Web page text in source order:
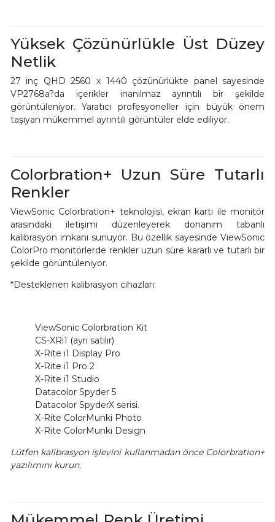
Yüksek Çözünürlükle Üst Düzey
Netlik
27 inç QHD 2560 x 1440 çözünürlükte panel sayesinde
VP2768a?da içerikler inanılmaz ayrıntılı bir şekilde
görüntüleniyor. Yaratıcı profesyoneller için büyük önem
taşıyan mükemmel ayrıntılı görüntüler elde ediliyor.
Colorbration+ Uzun Süre Tutarlı
Renkler
ViewSonic Colorbration+ teknolojisi, ekran kartı ile monitör
arasındaki iletişimi düzenleyerek donanım tabanlı
kalibrasyon imkanı sunuyor. Bu özellik sayesinde ViewSonic
ColorPro monitörlerde renkler uzun süre kararlı ve tutarlı bir
şekilde görüntüleniyor.
*Desteklenen kalibrasyon cihazları:
ViewSonic Colorbration Kit
CS-XRi1 (ayrı satılır)
X-Rite i1 Display Pro
X-Rite i1 Pro 2
X-Rite i1 Studio
Datacolor Spyder 5
Datacolor SpyderX serisi.
X-Rite ColorMunki Photo
X-Rite ColorMunki Design
Lütfen kalibrasyon işlevini kullanmadan önce Colorbration+
yazılımını kurun.